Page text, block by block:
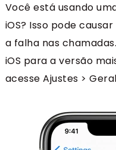
Você está usando
iOS? Isso pode
a falha nas
iOS para a versão
acesse Ajustes >